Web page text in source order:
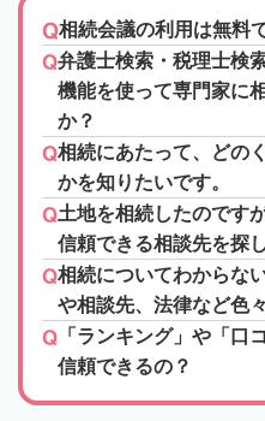
相続会議の利用は無料
弁護士検索・税理士検
機能を使って専門家に
か？
相続にあたって、どの
かを知りたいです。
土地を相続したのです
信頼できる相談先を探
相続についてわからな
や相談先、法律など色
「ランキング」や「口
信頼できるの？